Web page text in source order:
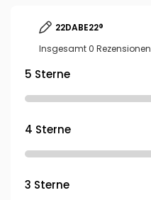
22DABE22®
Insgesamt 0 Rezensionen
5 Sterne
4 Sterne
3 Sterne